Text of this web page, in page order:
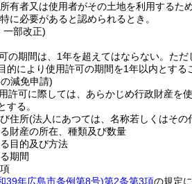
有者又は使用者がその土地を利用するた
に必要があると認められるとき。
一部改正)
の期間は、1年を超えてはならない。 ただ
的により使用許可の期間を1年以内とす
減免申請)
許可に際しては、あらかじめ行政財産を
する。
住所(法人にあつては、名称若しくはその
財産の所在、種類及び数量
目的及び方法
期間
39年広島市条例第8号)第2条第3項の規定